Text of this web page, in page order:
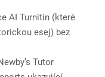
AI Turnitin (které
esej) bez
Tutor